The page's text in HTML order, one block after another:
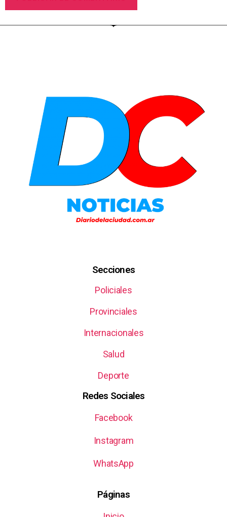
Secciones
Policiales
Provinciales
Internacionales
Salud
Deporte
Redes Sociales
Facebook
Instagram
WhatsApp
Páginas